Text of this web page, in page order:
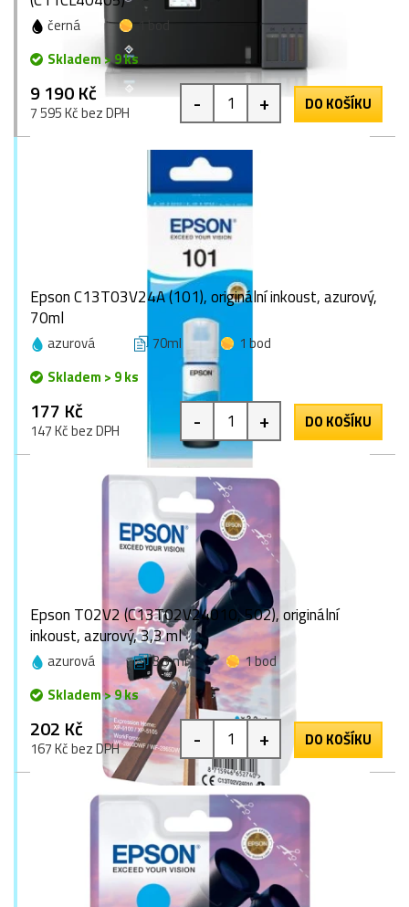
černá
1 bod
Skladem > 9 ks
9 190 Kč
7 595 Kč bez DPH - + DO KOŠÍKU
Epson C13T03V24A (101), originální inkoust, azurový,
70ml
azurová 70ml
1 bod
Skladem > 9 ks
177 Kč
147 Kč bez DPH - + DO KOŠÍKU
Epson T02V2 (C13T02V24010, 502), originální
inkoust, azurový, 3,3 ml
azurová 3,3 ml
1 bod
Skladem > 9 ks
202 Kč
167 Kč bez DPH - + DO KOŠÍKU